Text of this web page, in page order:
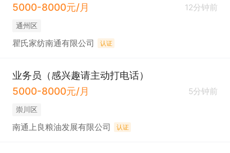
5000-8000元/月
12分钟前
通州区
瞿氏家纺南通有限公司 认证
业务员（感兴趣请主动打电话）
5000-8000元/月
5分钟前
崇川区
南通上良粮油发展有限公司 认证